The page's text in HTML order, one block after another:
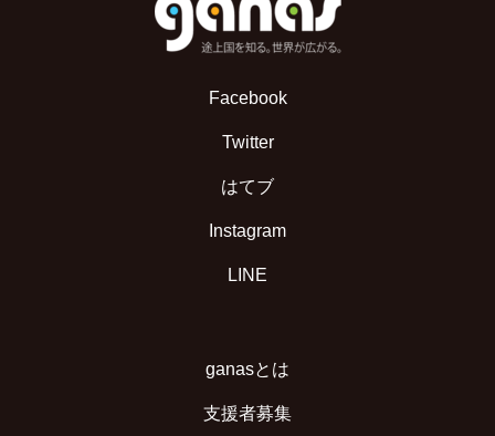
Facebook
Twitter
はてブ
Instagram
LINE
ganasとは
支援者募集